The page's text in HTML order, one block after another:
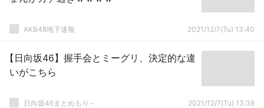
AKB48地下速報 2021/12/7(Tu) 13:40
【日向坂46】握手会とミーグリ、決定的な違
いがこちら
日向坂46まとめもり～ 2021/12/7(Tu) 13:38